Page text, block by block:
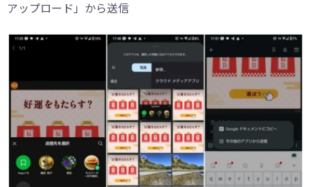
アップロード」から送信